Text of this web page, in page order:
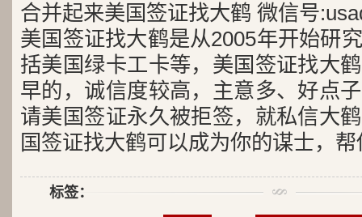
合并起来美国签证找大鹤 微信号
美国签证找大鹤是从2005年开始研
括美国绿卡工卡等，美国签证找大
早的，诚信度较高，主意多、好点
请美国签证永久被拒签，就私信大
国签证找大鹤可以成为你的谋士，
标签：